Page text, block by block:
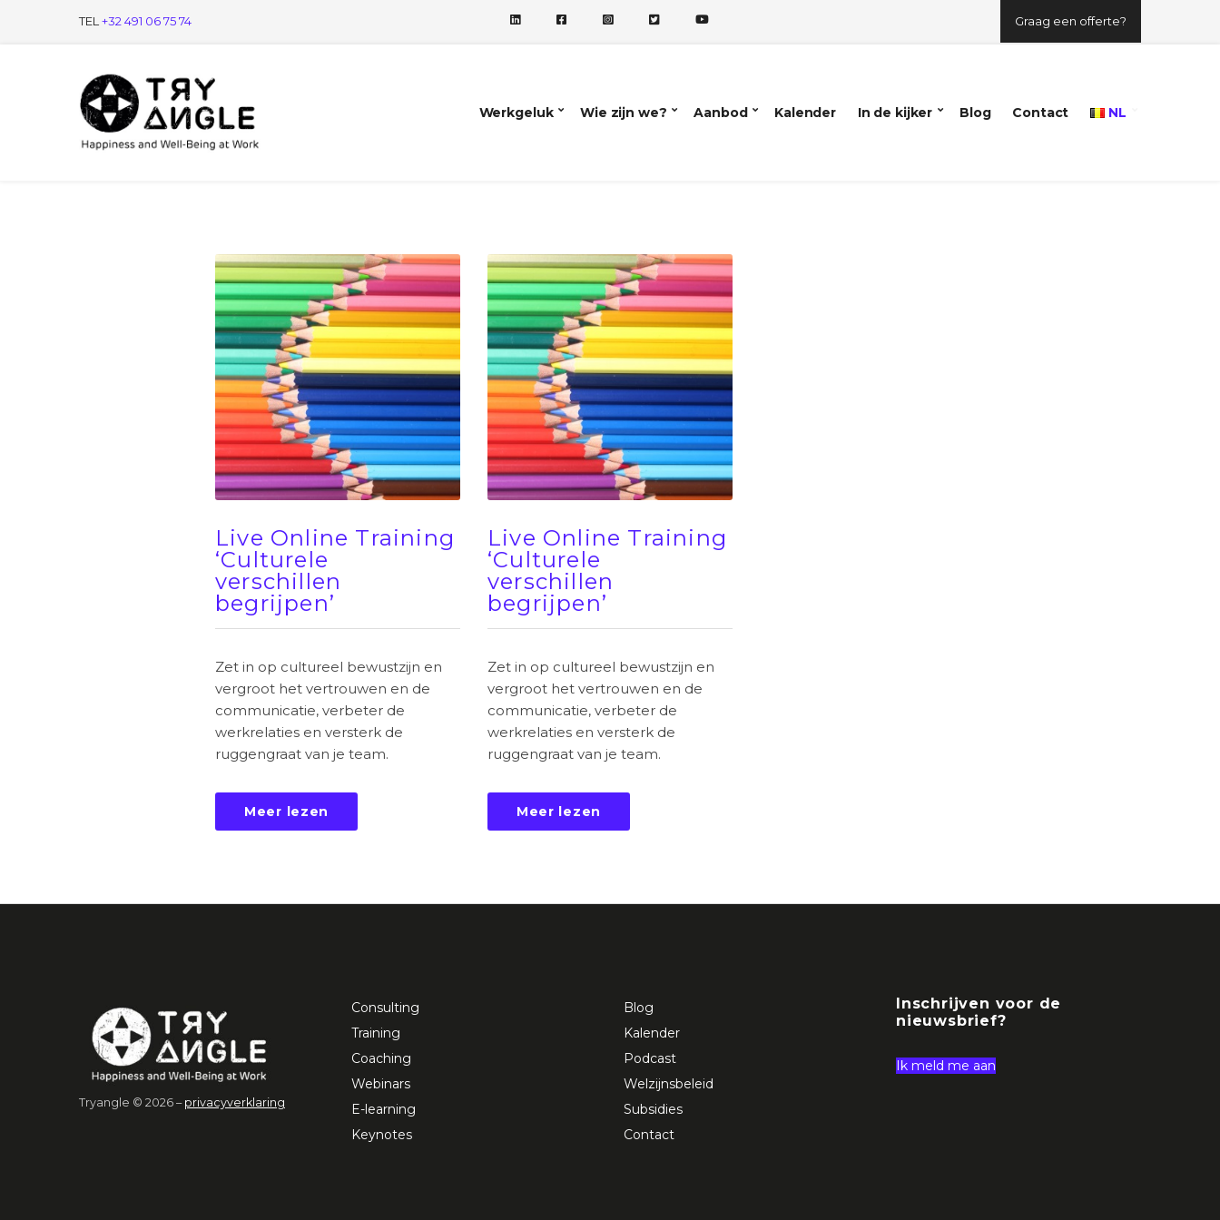
TEL +32 491 06 75 74 Graag een offerte?
Werkgeluk Wie zijn we? Aanbod Kalender In de kijker Blog Contact NL
Live Online Training
‘Culturele
verschillen
begrijpen’
Zet in op cultureel bewustzijn en
vergroot het vertrouwen en de
communicatie, verbeter de
werkrelaties en versterk de
ruggengraat van je team.
Meer lezen
Live Online Training
‘Culturele
verschillen
begrijpen’
Zet in op cultureel bewustzijn en
vergroot het vertrouwen en de
communicatie, verbeter de
werkrelaties en versterk de
ruggengraat van je team.
Meer lezen
Tryangle © 2026 – privacyverklaring
Consulting
Training
Coaching
Webinars
E-learning
Keynotes
Blog
Kalender
Podcast
Welzijnsbeleid
Subsidies
Contact
Inschrijven voor de
nieuwsbrief?
Ik meld me aan